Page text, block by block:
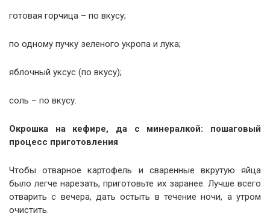
готовая горчица – по вкусу;
по одному пучку зеленого укропа и лука;
яблочный уксус (по вкусу);
соль – по вкусу.
Окрошка на кефире, да с минералкой: пошаговый
процесс приготовления
Чтобы отварное картофель и сваренные вкрутую яйца
было легче нарезать, приготовьте их заранее. Лучше всего
отварить с вечера, дать остыть в течение ночи, а утром
очистить.